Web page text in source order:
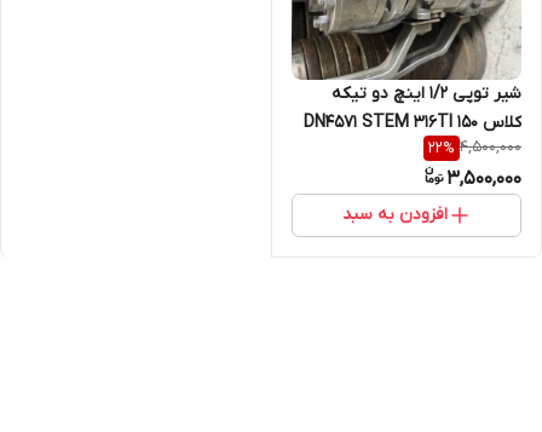
شیر توپی 1/2 اینچ دو تیکه
کلاس 150 DN4571 STEM 316TI
SEAT 316TI BALL 316TI BODY
316TI
4,500,000
22%
3,500,000
افزودن به سبد